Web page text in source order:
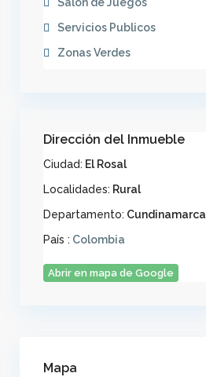
Servicios Publicos
Zonas Verdes
Dirección del Inmueble
Ciudad: El Rosal
Localidades: Rural
Departamento: Cundinamarca
País : Colombia
Abrir en mapa de Google
Mapa